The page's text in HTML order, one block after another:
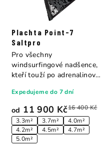
Plachta Point-7
Saltpro
od 11 900 Kč16 400 Kč
3.3m² 3.7m²
4.0m²
4.2m²
4.5m²
4.7m²
5.0m²
Expedujeme do 7 dní
Pro všechny
windsurfingové nadšence,
kteří touží po adrenalinové